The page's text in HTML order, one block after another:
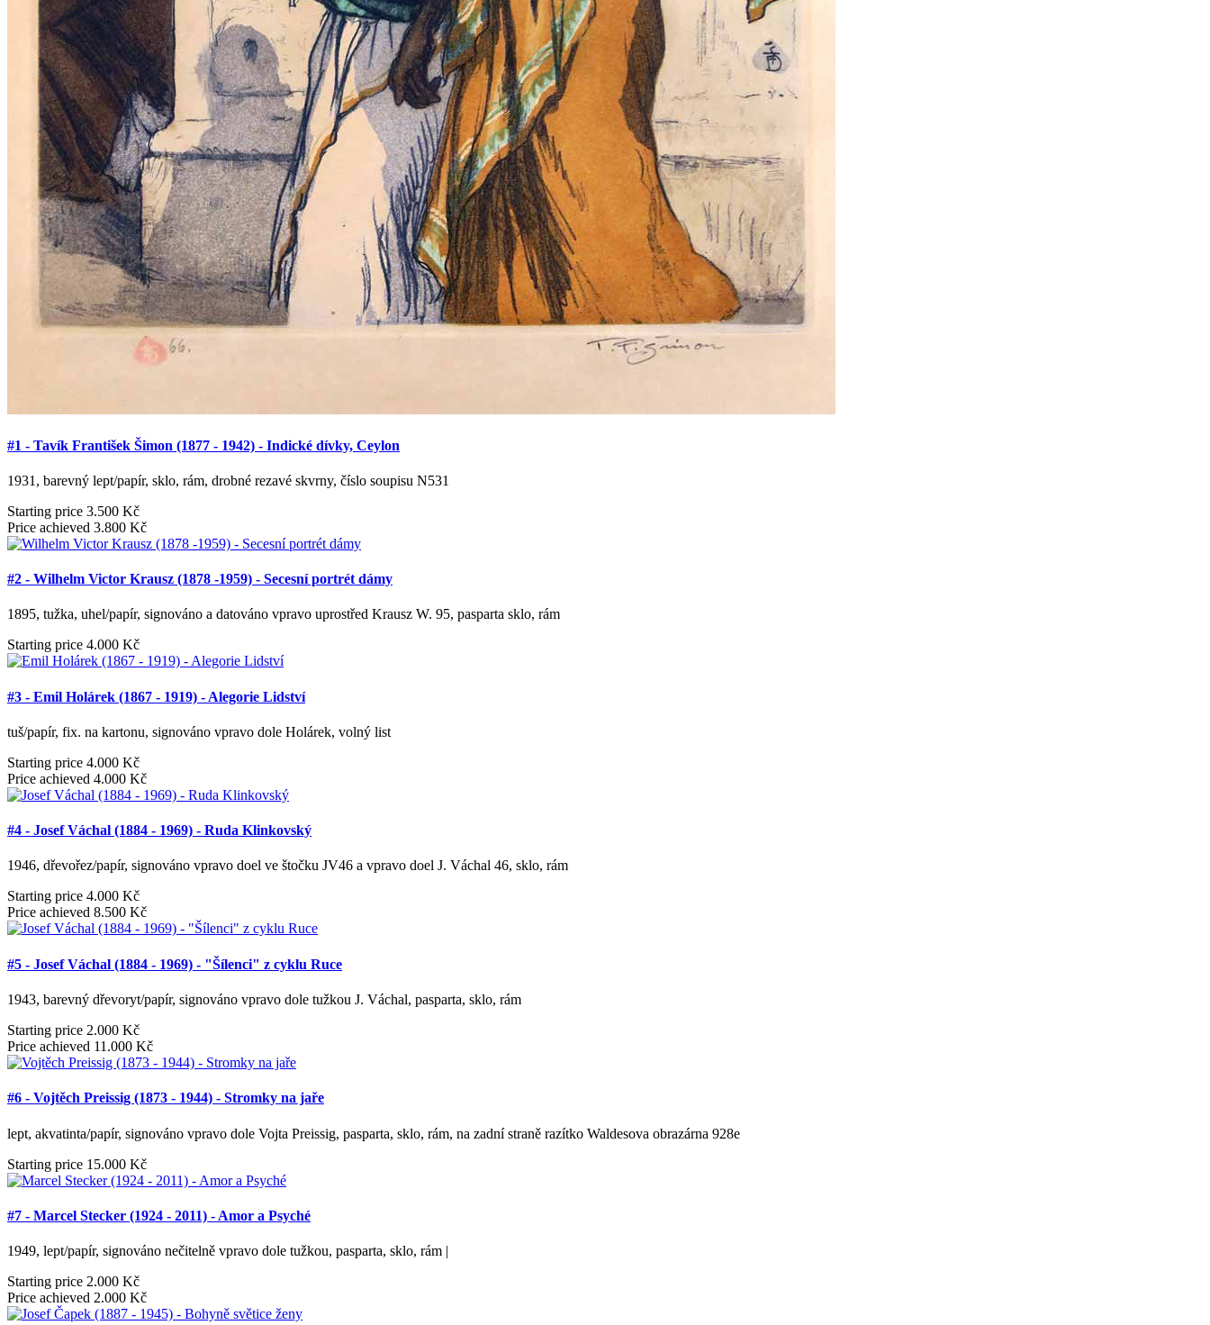
#1 - Tavík František Šimon (1877 - 1942) - Indické dívky, Ceylon
1931, barevný lept/papír, sklo, rám, drobné rezavé skvrny, číslo soupisu N531
Starting price 3.500 Kč
Price achieved 3.800 Kč
#2 - Wilhelm Victor Krausz (1878 -1959) - Secesní portrét dámy
1895, tužka, uhel/papír, signováno a datováno vpravo uprostřed Krausz W. 95, pasparta sklo, rám
Starting price 4.000 Kč
#3 - Emil Holárek (1867 - 1919) - Alegorie Lidství
tuš/papír, fix. na kartonu, signováno vpravo dole Holárek, volný list
Starting price 4.000 Kč
Price achieved 4.000 Kč
#4 - Josef Váchal (1884 - 1969) - Ruda Klinkovský
1946, dřevořez/papír, signováno vpravo doel ve štočku JV46 a vpravo doel J. Váchal 46, sklo, rám
Starting price 4.000 Kč
Price achieved 8.500 Kč
#5 - Josef Váchal (1884 - 1969) - "Šílenci" z cyklu Ruce
1943, barevný dřevoryt/papír, signováno vpravo dole tužkou J. Váchal, pasparta, sklo, rám
Starting price 2.000 Kč
Price achieved 11.000 Kč
#6 - Vojtěch Preissig (1873 - 1944) - Stromky na jaře
lept, akvatinta/papír, signováno vpravo dole Vojta Preissig, pasparta, sklo, rám, na zadní straně razítko Waldesova obrazárna 928e
Starting price 15.000 Kč
#7 - Marcel Stecker (1924 - 2011) - Amor a Psyché
1949, lept/papír, signováno nečitelně vpravo dole tužkou, pasparta, sklo, rám |
Starting price 2.000 Kč
Price achieved 2.000 Kč